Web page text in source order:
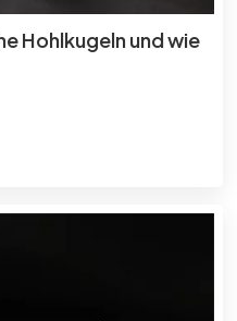
Hohlkugeln und wie